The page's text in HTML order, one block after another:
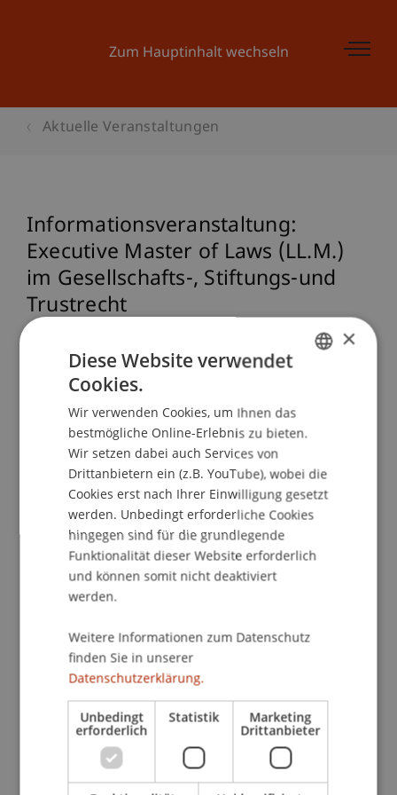
Zum Hauptinhalt wechseln
Aktuelle Veranstaltungen
Informationsveranstaltung:
Executive Master of Laws (LL.M.)
im Gesellschafts-, Stiftungs-und
Trustrecht
School/Professur:
Institut für Finanzdienstleistungen
Ab September 2012 startet unser bereits zum
Executive Master of Laws (LL.M.) im
Gesellschafts-, Stiftungs- und Trustrecht.
Gerne bieten wir Ihnen die Möglichkeit, an
unserer Informationsveranstaltung Näheres über
den Studienplan, das Lehrkonzept und die
Veranstaltungsdetails
Kontakt
×
Diese Website verwendet
Cookies.
Wir verwenden Cookies, um Ihnen das
bestmögliche Online-Erlebnis zu bieten.
Wir setzen dabei auch Services von
Drittanbietern ein (z.B. YouTube), wobei die
Cookies erst nach Ihrer Einwilligung gesetzt
werden. Unbedingt erforderliche Cookies
hingegen sind für die grundlegende
Funktionalität dieser Website erforderlich
und können somit nicht deaktiviert
werden.
Weitere Informationen zum Datenschutz
finden Sie in unserer
Datenschutzerklärung.
Unbedingt
erforderlich
Statistik Marketing
Drittanbieter